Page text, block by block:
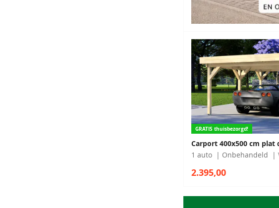
GRATIS thuisbezorgd!
Carport 400x500 cm plat
1 auto
Onbehandeld
2.395,00